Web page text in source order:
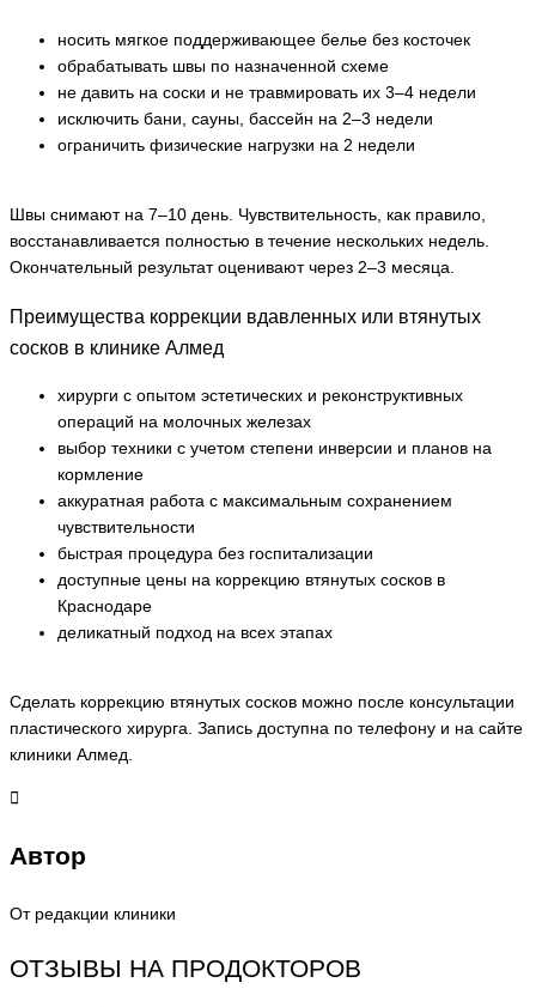
носить мягкое поддерживающее белье без косточек
обрабатывать швы по назначенной схеме
не давить на соски и не травмировать их 3–4 недели
исключить бани, сауны, бассейн на 2–3 недели
ограничить физические нагрузки на 2 недели
Швы снимают на 7–10 день. Чувствительность, как правило,
восстанавливается полностью в течение нескольких недель.
Окончательный результат оценивают через 2–3 месяца.
Преимущества коррекции вдавленных или втянутых
сосков в клинике Алмед
хирурги с опытом эстетических и реконструктивных
операций на молочных железах
выбор техники с учетом степени инверсии и планов на
кормление
аккуратная работа с максимальным сохранением
чувствительности
быстрая процедура без госпитализации
доступные цены на коррекцию втянутых сосков в
Краснодаре
деликатный подход на всех этапах
Сделать коррекцию втянутых сосков можно после консультации
пластического хирурга. Запись доступна по телефону и на сайте
клиники Алмед.
Автор
От редакции клиники
ОТЗЫВЫ НА ПРОДОКТОРОВ